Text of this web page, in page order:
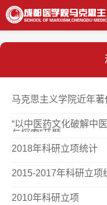
马克思主义学院近年
“以中医药文化破解中
与探索”开题
2018年科研立项统计
2015-2017年科研立项
2010年科研立项